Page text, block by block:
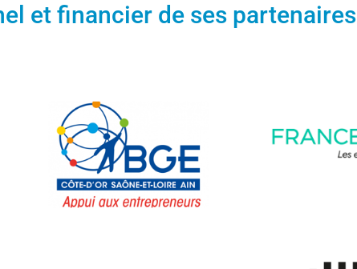
et financier de ses partenaires